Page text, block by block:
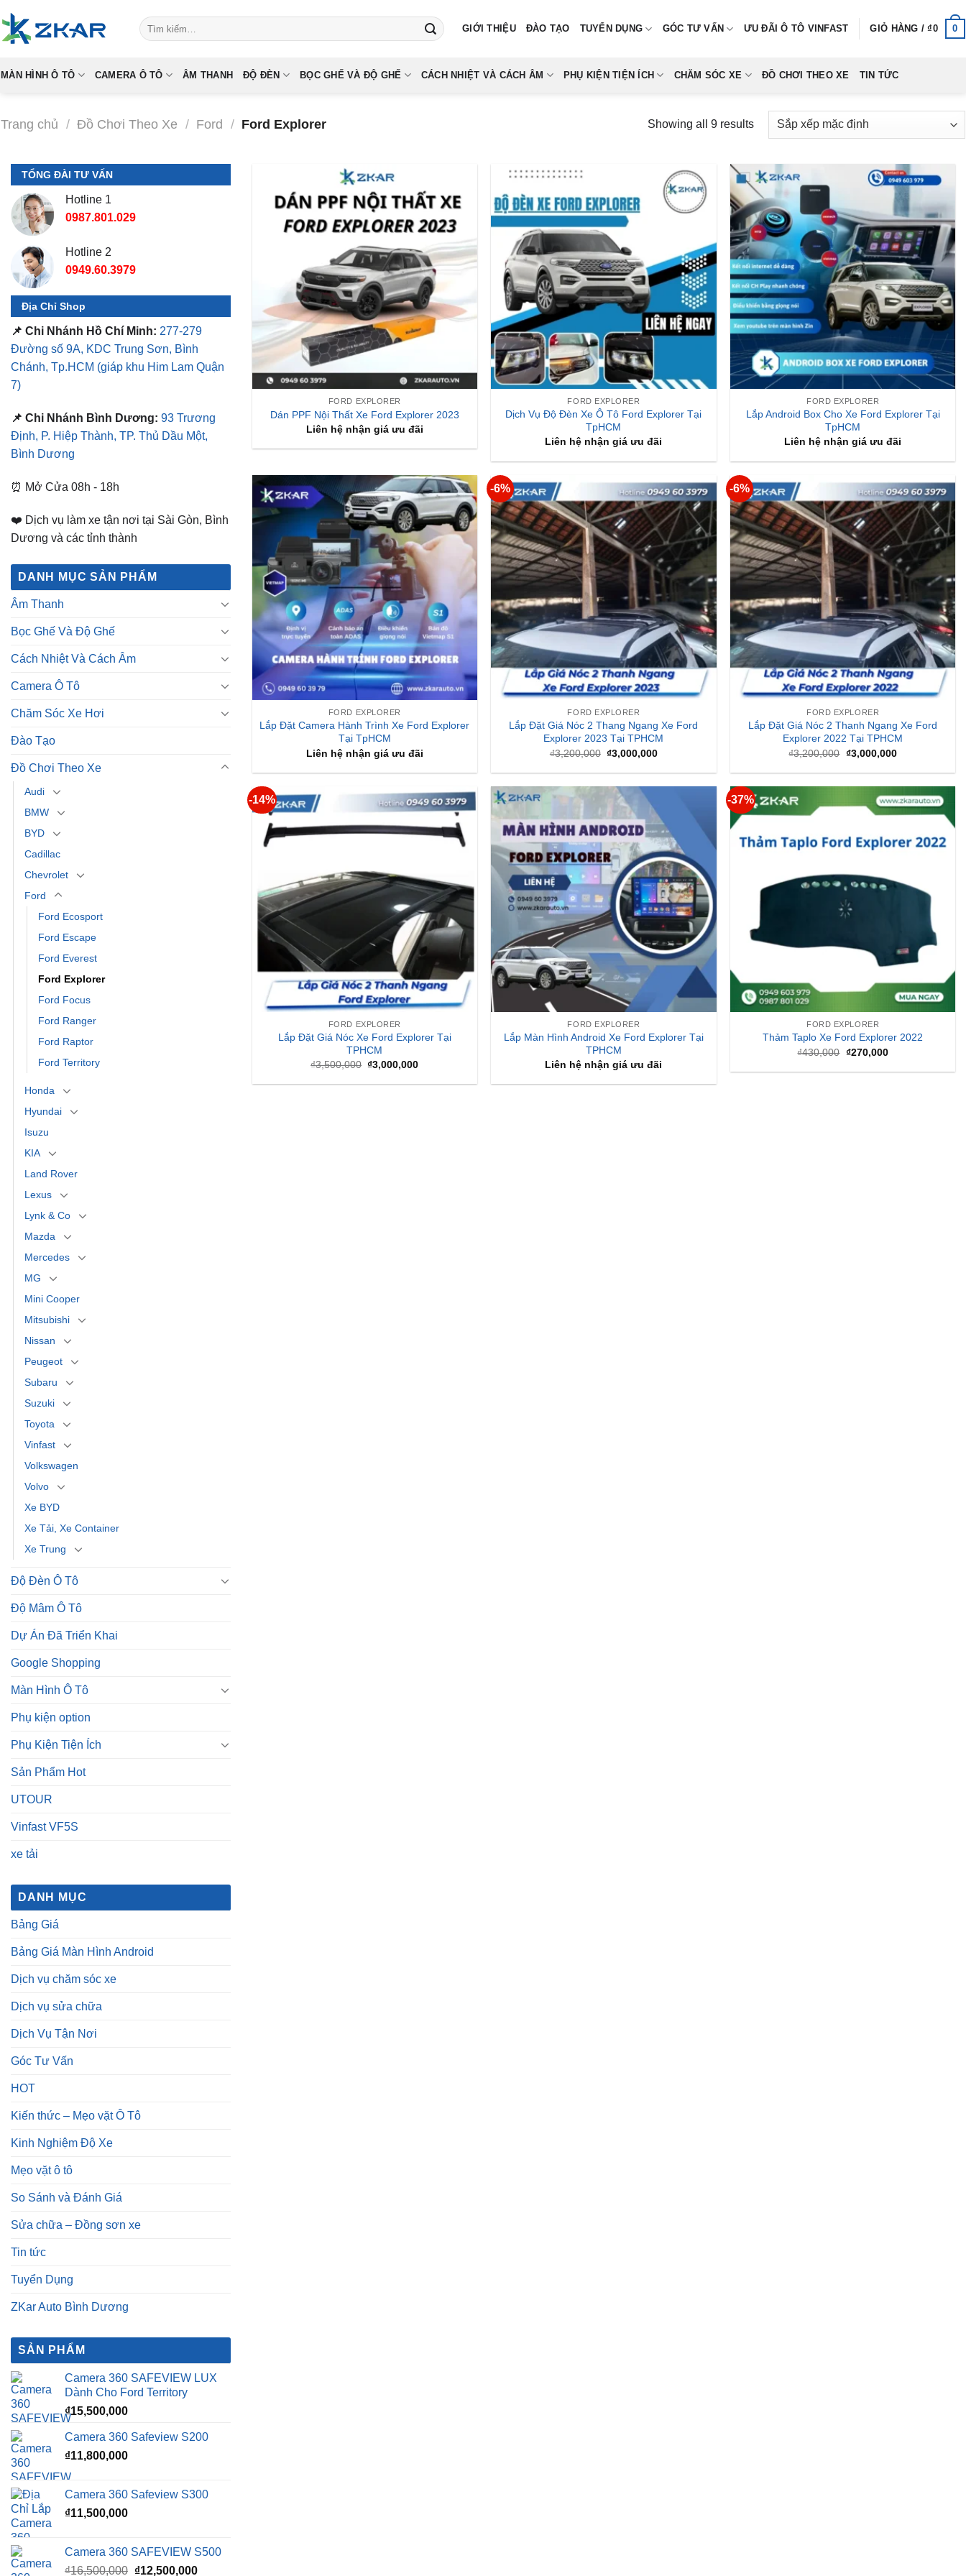
to
content
Tìm
kiếm:
GIỚI THIỆU ĐÀO TẠO TUYỂN DỤNG GÓC TƯ VẤN ƯU ĐÃI Ô TÔ VINFAST GIỎ HÀNG /₫0 0
MÀN HÌNH Ô TÔ CAMERA Ô TÔ ÂM THANH ĐỘ ĐÈN BỌC GHẾ VÀ ĐỘ GHẾ CÁCH NHIỆT VÀ CÁCH ÂM PHỤ KIỆN TIỆN ÍCH CHĂM SÓC XE ĐỒ CHƠI THEO XE TIN TỨC
Trang chủ / Đồ Chơi Theo Xe / Ford / Ford Explorer Showing all 9 results
TỔNG ĐÀI TƯ VẤN
Hotline 1
0987.801.029
Hotline 2
0949.60.3979
Địa Chỉ Shop
📌 Chi Nhánh Hồ Chí Minh: 277-279
Đường số 9A, KDC Trung Sơn, Bình
Chánh, Tp.HCM (giáp khu Him Lam Quận
7)
📌 Chi Nhánh Bình Dương: 93 Trương
Định, P. Hiệp Thành, TP. Thủ Dầu Một,
Bình Dương
⏰ Mở Cửa 08h - 18h
❤️ Dịch vụ làm xe tận nơi tại Sài Gòn, Bình
Dương và các tỉnh thành
DANH MỤC SẢN PHẨM
Âm Thanh
Bọc Ghế Và Độ Ghế
Cách Nhiệt Và Cách Âm
Camera Ô Tô
Chăm Sóc Xe Hơi
Đào Tạo
Đồ Chơi Theo Xe
Audi
BMW
BYD
Cadillac
Chevrolet
Ford
Ford Ecosport
Ford Escape
Ford Everest
Ford Explorer
Ford Focus
Ford Ranger
Ford Raptor
Ford Territory
Honda
Hyundai
Isuzu
KIA
Land Rover
Lexus
Lynk & Co
Mazda
Mercedes
MG
Mini Cooper
Mitsubishi
Nissan
Peugeot
Subaru
Suzuki
Toyota
Vinfast
Volkswagen
Volvo
Xe BYD
Xe Tải, Xe Container
Xe Trung
Độ Đèn Ô Tô
Độ Mâm Ô Tô
Dự Án Đã Triển Khai
Google Shopping
Màn Hình Ô Tô
Phụ kiện option
Phụ Kiện Tiện Ích
Sản Phẩm Hot
UTOUR
Vinfast VF5S
xe tải
DANH MỤC
Bảng Giá
Bảng Giá Màn Hình Android
Dịch vụ chăm sóc xe
Dịch vụ sửa chữa
Dịch Vụ Tận Nơi
Góc Tư Vấn
HOT
Kiến thức – Mẹo vặt Ô Tô
Kinh Nghiệm Độ Xe
Mẹo vặt ô tô
So Sánh và Đánh Giá
Sửa chữa – Đồng sơn xe
Tin tức
Tuyển Dụng
ZKar Auto Bình Dương
SẢN PHẨM
Camera 360 SAFEVIEW LUX
Dành Cho Ford Territory
₫15,500,000
Camera 360 Safeview S200
₫11,800,000
Camera 360 Safeview S300
₫11,500,000
Camera 360 SAFEVIEW S500
₫16,500,000 Giá
₫12,500,000Giá
FORD EXPLORER
Dán PPF Nội Thất Xe Ford Explorer 2023
Liên hệ nhận giá ưu đãi
FORD EXPLORER
Dịch Vụ Độ Đèn Xe Ô Tô Ford Explorer Tại
TpHCM
Liên hệ nhận giá ưu đãi
FORD EXPLORER
Lắp Android Box Cho Xe Ford Explorer Tại
TpHCM
Liên hệ nhận giá ưu đãi
FORD EXPLORER
Lắp Đặt Camera Hành Trình Xe Ford Explorer
Tại TpHCM
Liên hệ nhận giá ưu đãi
-6%
FORD EXPLORER
Lắp Đặt Giá Nóc 2 Thang Ngang Xe Ford
Explorer 2023 Tại TPHCM
₫3,200,000 Giá
là:
₫3,000,000Giá
tại
-6%
FORD EXPLORER
Lắp Đặt Giá Nóc 2 Thanh Ngang Xe Ford
Explorer 2022 Tại TPHCM
₫3,200,000 Giá
là:
₫3,000,000Giá
tại
₫3,000,000.
-14%
FORD EXPLORER
Lắp Đặt Giá Nóc Xe Ford Explorer Tại
TPHCM
₫3,500,000 Giá
là:
₫3,000,000Giá
tại
FORD EXPLORER
Lắp Màn Hình Android Xe Ford Explorer Tại
TPHCM
Liên hệ nhận giá ưu đãi
-37%
FORD EXPLORER
Thảm Taplo Xe Ford Explorer 2022
₫430,000 Giá
là:
₫270,000Giá
tại